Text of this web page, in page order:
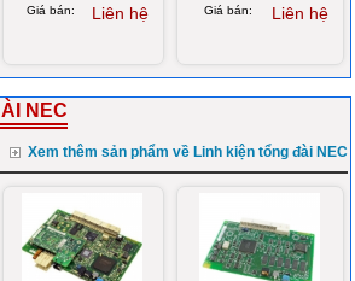
Giá bán: Liên hệ Giá bán: Liên hệ
NEC
Xem thêm sản phẩm về Linh kiện tổng đài NEC